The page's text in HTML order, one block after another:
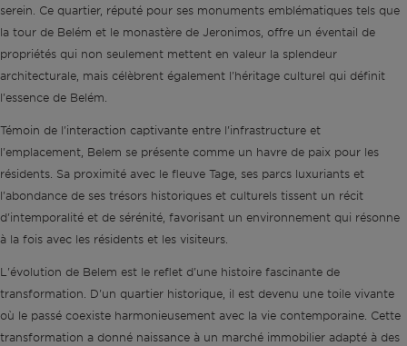
serein. Ce quartier, réputé pour ses monuments emblématiques tels que
la tour de Belém et le monastère de Jeronimos, offre un éventail de
propriétés qui non seulement mettent en valeur la splendeur
architecturale, mais célèbrent également l'héritage culturel qui définit
l'essence de Belém.
Témoin de l'interaction captivante entre l'infrastructure et
l'emplacement, Belem se présente comme un havre de paix pour les
résidents. Sa proximité avec le fleuve Tage, ses parcs luxuriants et
l'abondance de ses trésors historiques et culturels tissent un récit
d'intemporalité et de sérénité, favorisant un environnement qui résonne
à la fois avec les résidents et les visiteurs.
L'évolution de Belem est le reflet d'une histoire fascinante de
transformation. D'un quartier historique, il est devenu une toile vivante
où le passé coexiste harmonieusement avec la vie contemporaine. Cette
transformation a donné naissance à un marché immobilier adapté à des